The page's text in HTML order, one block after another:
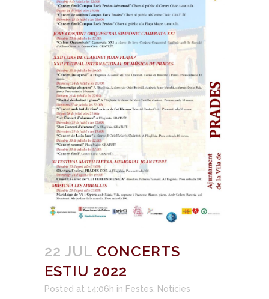
22 JUL CONCERTS
ESTIU 2022
Posted at 14:06h in Festes, Notícies